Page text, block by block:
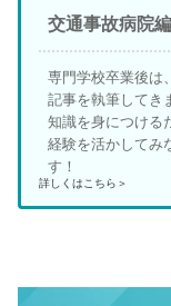
交通事故病院
専門学校卒業後は
記事を執筆してき
知識を身につける
経験を活かしてみ
す！
詳しくはこちら＞